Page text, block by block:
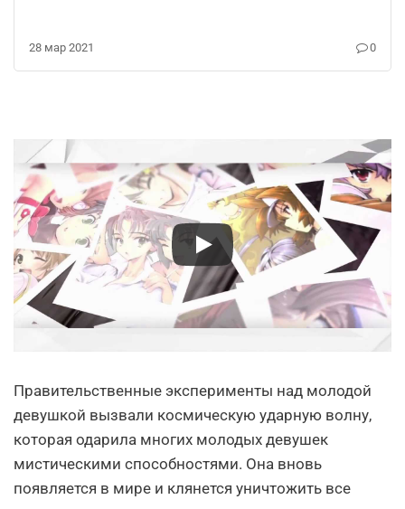
28 мар 2021 0
Правительственные эксперименты над молодой
девушкой вызвали космическую ударную волну,
которая одарила многих молодых девушек
мистическими способностями. Она вновь
появляется в мире и клянется уничтожить все